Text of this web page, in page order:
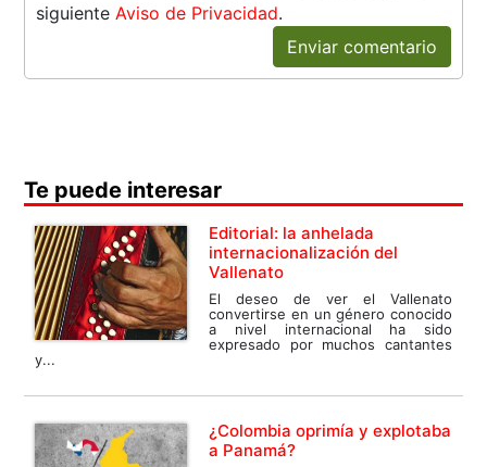
siguienteAviso de Privacidad.
Enviar comentario
Te puede interesar
Editorial: la anhelada
internacionalización del
Vallenato
El deseo de ver el Vallenato
convertirse en un género conocido
a nivel internacional ha sido
expresado por muchos cantantes
y...
¿Colombia oprimía y explotaba
a Panamá?